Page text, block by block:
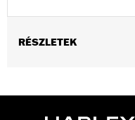
RÉSZLETEK
Functional Features: